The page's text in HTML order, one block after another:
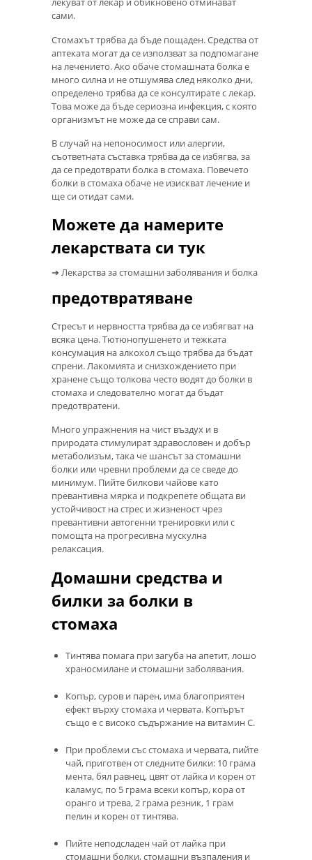
сами.
Стомахът трябва да бъде пощаден. Средства от
аптеката могат да се използват за подпомагане
на лечението. Ако обаче стомашната болка е
много силна и не отшумява след няколко дни,
определено трябва да се консултирате с лекар.
Това може да бъде сериозна инфекция, с която
организмът не може да се справи сам.
В случай на непоносимост или алергии,
съответната съставка трябва да се избягва, за
да се предотврати болка в стомаха. Повечето
болки в стомаха обаче не изискват лечение и
ще си отидат сами.
Можете да намерите
лекарствата си тук
➔ Лекарства за стомашни заболявания и болка
предотвратяване
Стресът и нервността трябва да се избягват на
всяка цена. Тютюнопушенето и тежката
консумация на алкохол също трябва да бъдат
спрени. Лакомията и снизхождението при
хранене също толкова често водят до болки в
стомаха и следователно могат да бъдат
предотвратени.
Много упражнения на чист въздух и в
природата стимулират здравословен и добър
метаболизъм, така че шансът за стомашни
болки или чревни проблеми да се сведе до
минимум. Пийте билкови чайове като
превантивна мярка и подкрепете общата ви
устойчивост на стрес и жизненост чрез
превантивни автогенни тренировки или с
помощта на прогресивна мускулна
релаксация.
Домашни средства и
билки за болки в
стомаха
Тинтява помага при загуба на апетит, лошо
храносмилане и стомашни заболявания.
Копър, суров и парен, има благоприятен
ефект върху стомаха и червата. Копърът
също е с високо съдържание на витамин С.
При проблеми със стомаха и червата, пийте
чай, приготвен от следните билки: 10 грама
мента, бял равнец, цвят от лайка и корен от
каламус, по 5 грама всеки копър, кора от
оранго и трева, 2 грама резник, 1 грам
пелин и корен от тинтява.
Пийте неподсладен чай от лайка при
стомашни болки, стомашни възпаления и